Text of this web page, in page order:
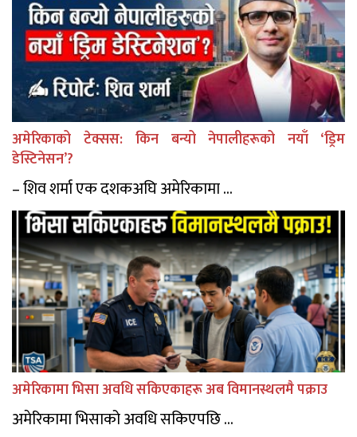
अमेरिकाको टेक्सस: किन बन्यो नेपालीहरूको नयाँ ‘ड्रिम
डेस्टिनेसन’?
– शिव शर्मा एक दशकअघि अमेरिकामा ...
अमेरिकामा भिसा अवधि सकिएकाहरू अब विमानस्थलमै पक्राउ
अमेरिकामा भिसाको अवधि सकिएपछि ...